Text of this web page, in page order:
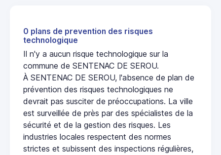
0 plans de prevention des risques
technologique
Il n'y a aucun risque technologique sur la
commune de SENTENAC DE SEROU.
À SENTENAC DE SEROU, l'absence de plan de
prévention des risques technologiques ne
devrait pas susciter de préoccupations. La ville
est surveillée de près par des spécialistes de la
sécurité et de la gestion des risques. Les
industries locales respectent des normes
strictes et subissent des inspections régulières,